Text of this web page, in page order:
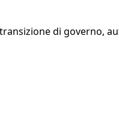
di governo,